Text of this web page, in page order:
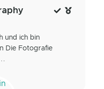
und ich bin
Die Fotografie